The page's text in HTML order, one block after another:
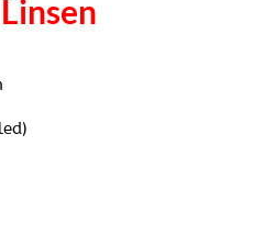
Linsen